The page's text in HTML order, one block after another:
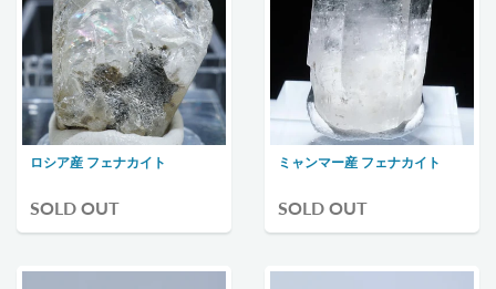
ロシア産 フェナカイト
SOLD OUT
ミャンマー産 フェナカイト
SOLD OUT